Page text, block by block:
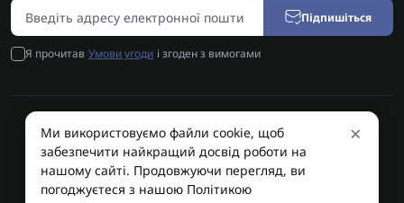
Підпишіться
Я прочитав Умови угоди і згоден з вимогами
AUTOSHIFT | Запчастини АКПП | Ремонт АКПП © 2026
AUTOSHIFT
×
Ми використовуємо файли cookie, щоб
забезпечити найкращий досвід роботи на
нашому сайті. Продовжуючи перегляд, ви
погоджуєтеся з нашою Політикою